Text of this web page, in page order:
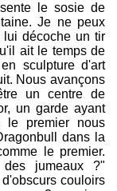
le sosie de
Je ne peux
lui décoche un tir
ait le temps de
sculpture d'art
Nous avançons
un centre de
un garde ayant
le premier nous
dans la
le premier.
des jumeaux ?"
couloirs